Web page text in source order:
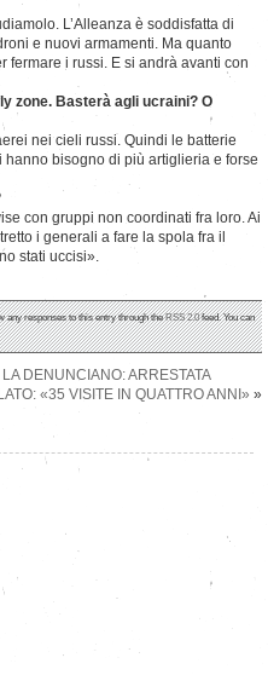
L’Alleanza è soddisfatta di
e nuovi armamenti. Ma quanto
fermare i russi. E si andrà avanti con
zone. Basterà agli ucraini? O
nei cieli russi. Quindi le batterie
bisogno di più artiglieria e forse
con gruppi non coordinati fra loro. Ai
i generali a fare la spola fra il
stati uccisi».
any responses to this entry through theRSS 2.0feed. You can
DENUNCIANO: ARRESTATA
«35 VISITE IN QUATTRO ANNI» »